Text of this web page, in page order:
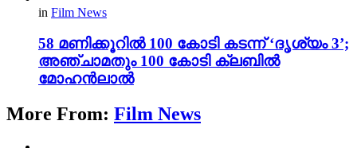
in Film News
58 മണിക്കൂറിൽ 100 കോടി കടന്ന് ‘ദൃശ്യം 3’;
അഞ്ചാമതും 100 കോടി ക്ലബിൽ
മോഹൻലാൽ
More From: Film News